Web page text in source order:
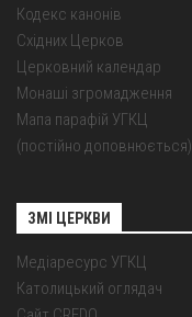
Кодекс канонів
Східних Церков
Церковний календар
Монаші згромадження
Мапа парафій УГКЦ
(постійно доповнюється)
ЗМІ ЦЕРКВИ
Медіаресурс УГКЦ
Католицький оглядач